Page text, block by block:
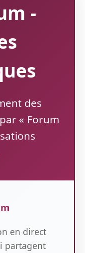
-
des
« Forum
en direct
partagent